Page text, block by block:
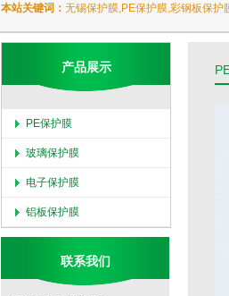
本站关键词： 无锡保护膜,PE保护膜,彩钢板保护
产品展示
PE保护膜
玻璃保护膜
电子保护膜
铝板保护膜
联系我们